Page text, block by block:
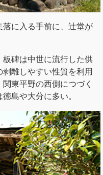
に入る手前に、辻堂が
碑は中世に流行した供
離しやすい性質を利用
東平野の西側につづく
島や大分に多い。